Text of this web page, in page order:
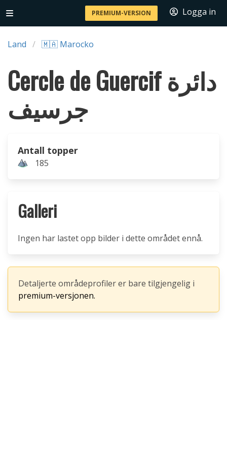
PREMIUM-VERSION Logga in
Land 🇲🇦 Marocko
Cercle de Guercif دائرة
جرسيف
Antall topper
185
Galleri
Ingen har lastet opp bilder i dette området ennå.
Detaljerte områdeprofiler er bare tilgjengelig i
premium-versjonen.